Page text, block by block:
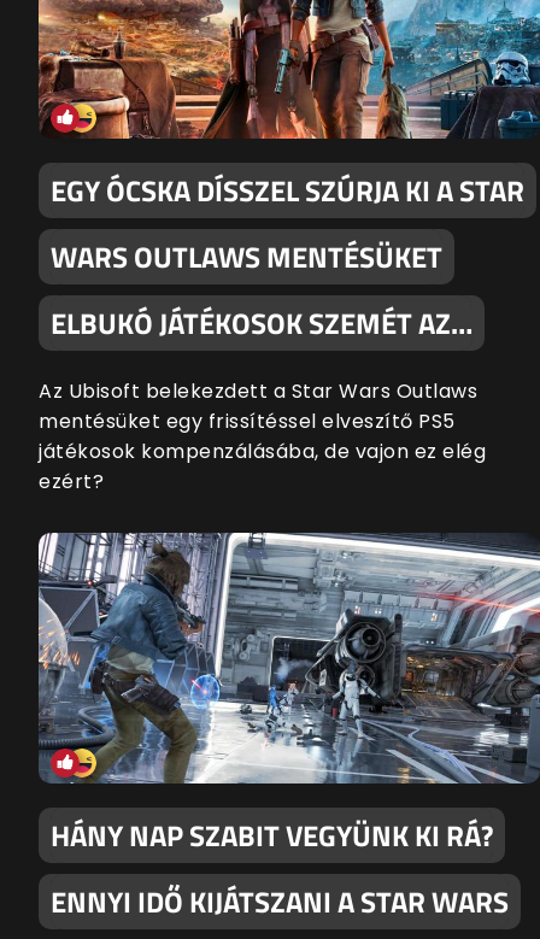
EGY ÓCSKA DÍSSZEL SZÚRJA KI A STAR
WARS OUTLAWS MENTÉSÜKET
ELBUKÓ JÁTÉKOSOK SZEMÉT AZ…
Az Ubisoft belekezdett a Star Wars Outlaws
mentésüket egy frissítéssel elveszítő PS5
játékosok kompenzálásába, de vajon ez elég
ezért?
HÁNY NAP SZABIT VEGYÜNK KI RÁ?
ENNYI IDŐ KIJÁTSZANI A STAR WARS